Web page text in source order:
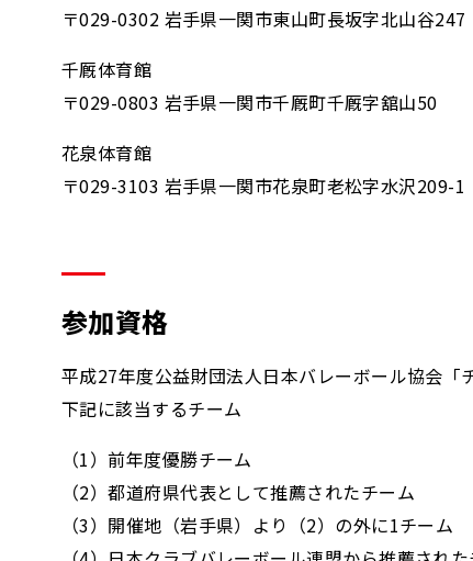
〒029-0302 岩手県一関市東山町長坂字北山谷247
千厩体育館
〒029-0803 岩手県一関市千厩町千厩字舘山50
花泉体育館
〒029-3103 岩手県一関市花泉町老松字水沢209-1
参加資格
平成27年度公益財団法人日本バレーボール協会
下記に該当するチーム
（1）前年度優勝チーム
（2）都道府県代表として推薦されたチーム
（3）開催地（岩手県）より（2）の外に1チーム